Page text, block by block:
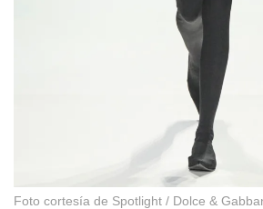
Foto cortesía de Spotlight / Dolce &